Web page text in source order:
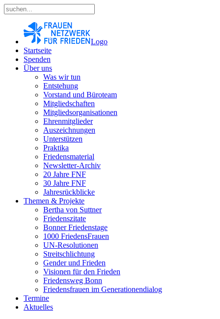
Logo
Startseite
Spenden
Über uns
Was wir tun
Entstehung
Vorstand und Büroteam
Mitgliedschaften
Mitgliedsorganisationen
Ehrenmitglieder
Auszeichnungen
Unterstützen
Praktika
Friedensmaterial
Newsletter-Archiv
20 Jahre FNF
30 Jahre FNF
Jahresrückblicke
Themen & Projekte
Bertha von Suttner
Friedenszitate
Bonner Friedenstage
1000 FriedensFrauen
UN-Resolutionen
Streitschlichtung
Gender und Frieden
Visionen für den Frieden
Friedensweg Bonn
Friedensfrauen im Generationendialog
Termine
Aktuelles